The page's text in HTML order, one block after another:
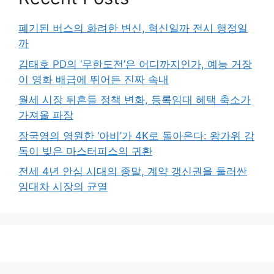
폐기된 버스의 화려한 변신, 혁신일까 전시 행정일
까
김태호 PD의 ‘무한도전’은 어디까지인가, 예능 거장
이 영화 배급에 뛰어든 진짜 속내
월세 시장 뒤흔들 정책 변화, 등록임대 혜택 축소가
가져올 파장
장국영의 영원한 ‘아비’가 4K로 돌아온다: 왕가위 감
독이 빚은 마스터피스의 귀환
전세 4년 안심 시대의 종말, 계약 갱신권을 둘러싼
임대차 시장의 균열